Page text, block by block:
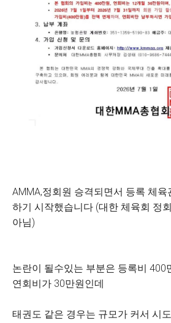
AMMA,정회원 승격되면서 등록 체육
하기 시작했습니다 (대한 체육회 정
아님)
논란이 될수있는 부분은 등록비 400
연회비가 30만원인데
태권도 같은 경우는 규모가 커서 시